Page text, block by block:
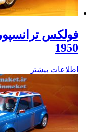
1950
اطلاعات بیشتر